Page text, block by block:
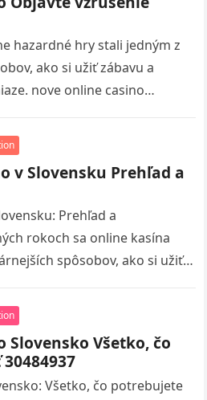
hazardné hry stali jedným z
ako si užiť zábavu a
nove online casino
v Slovensku Prehľad a
Prehľad a
rokoch sa online kasína
spôsobov, ako si užiť
Slovensko Všetko, čo
Všetko, čo potrebujete